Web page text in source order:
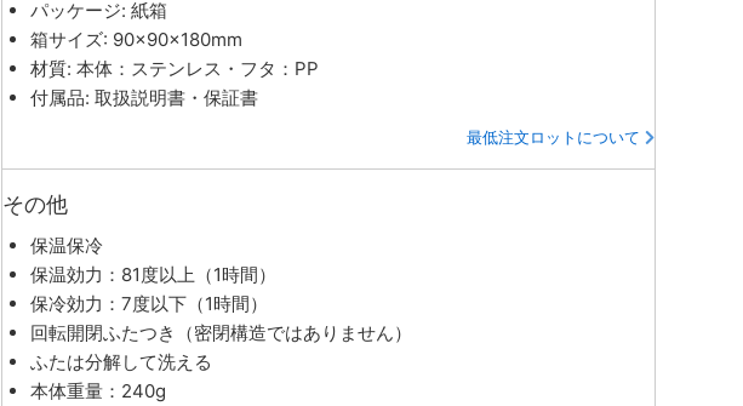
パッケージ: 紙箱
箱サイズ: 90×90×180mm
材質: 本体：ステンレス・フタ：PP
付属品: 取扱説明書・保証書
最低注文ロットについて
その他
保温保冷
保温効力：81度以上（1時間）
保冷効力：7度以下（1時間）
回転開閉ふたつき（密閉構造ではありません）
ふたは分解して洗える
本体重量：240g